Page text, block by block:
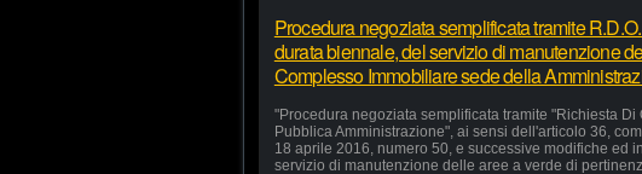
Procedura negoziata semplificata tramite
durata biennale, del servizio di manutenzione
Complesso Immobiliare sede della
"Procedura negoziata semplificata tramite "Richiesta
Pubblica Amministrazione", ai sensi dell'articolo 36,
18 aprile 2016, numero 50, e successive modifiche ed
servizio di manutenzione delle aree a verde di